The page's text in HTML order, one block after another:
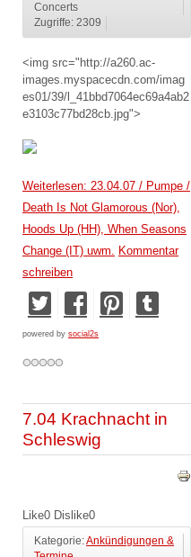
Concerts
Zugriffe: 2309
<img src="http://a260.ac-
images.myspacecdn.com/imag
es01/39/l_41bbd7064ec69a4ab2
e3103c77bd28cb.jpg">
Weiterlesen: 23.04.07 / Pumpe /
Death Is Not Glamorous (Nor),
Hoods Up (HH), When Seasons
Change (IT) uwm. Kommentar
schreiben
powered by social2s
7.04 Krachnacht in
Schleswig
Like0 Dislike0
Kategorie:Ankündigungen &